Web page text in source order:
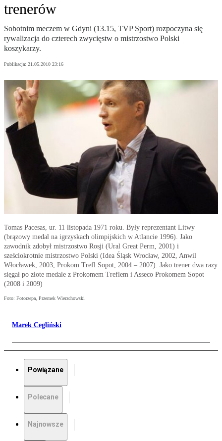
trenerów
Sobotnim meczem w Gdyni (13.15, TVP Sport) rozpoczyna się
rywalizacja do czterech zwycięstw o mistrzostwo Polski
koszykarzy.
Publikacja: 21.05.2010 23:16
Tomas Pacesas, ur. 11 listopada 1971 roku. Były reprezentant Litwy
(brązowy medal na igrzyskach olimpijskich w Atlancie 1996). Jako
zawodnik zdobył mistrzostwo Rosji (Ural Great Perm, 2001) i
sześciokrotnie mistrzostwo Polski (Idea Śląsk Wrocław, 2002, Anwil
Włocławek, 2003, Prokom Trefl Sopot, 2004 – 2007). Jako trener dwa razy
sięgał po złote medale z Prokomem Treflem i Asseco Prokomem Sopot
(2008 i 2009)
Foto: Fotorzepa, Przemek Wierzchowski
Marek Cegliński
Powiązane
Polecane
Najnowsze